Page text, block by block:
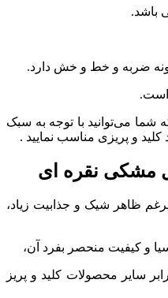
باشد.
گونه ضربه و خط و خش دارد.
است.
می‌توانید با توجه به سبک
و پریزی مناسب نمایید .
مشکی نقره ای
ظاهر شیک و جذابیت زیاد،
و کیفیت منحصر بفرد آن،
سایر محصولات کلید و پریز